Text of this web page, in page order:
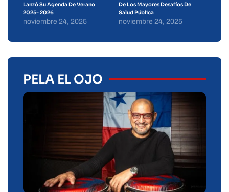
Lanzó Su Agenda De Verano
2025- 2026
noviembre 24, 2025
De Los Mayores Desafíos De
Salud Pública
noviembre 24, 2025
PELA EL OJO